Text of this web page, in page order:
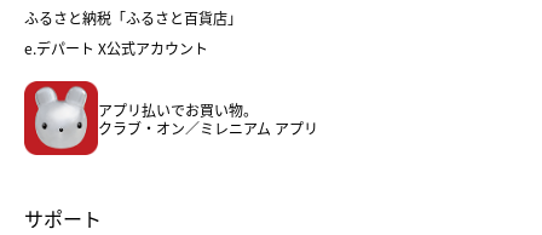
フード
ホーム・キッチン＆アート
ふるさと納税「ふるさと百貨店」
e.デパート X公式アカウント
アプリ払いでお買い物。
クラブ・オン／ミレニアム アプリ
サポート